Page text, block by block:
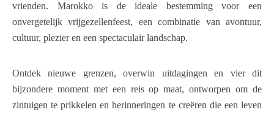
vrienden. Marokko is de ideale bestemming voor een
onvergetelijk vrijgezellenfeest, een combinatie van avontuur,
cultuur, plezier en een spectaculair landschap.
Ontdek nieuwe grenzen, overwin uitdagingen en vier dit
bijzondere moment met een reis op maat, ontworpen om de
zintuigen te prikkelen en herinneringen te creëren die een leven